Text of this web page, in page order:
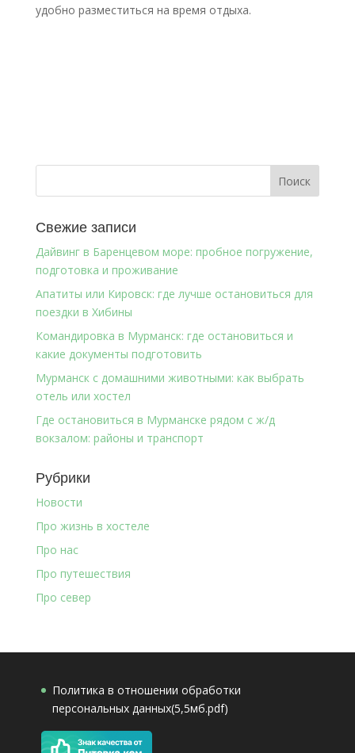
удобно разместиться на время отдыха.
Свежие записи
Дайвинг в Баренцевом море: пробное погружение,
подготовка и проживание
Апатиты или Кировск: где лучше остановиться для
поездки в Хибины
Командировка в Мурманск: где остановиться и
какие документы подготовить
Мурманск с домашними животными: как выбрать
отель или хостел
Где остановиться в Мурманске рядом с ж/д
вокзалом: районы и транспорт
Рубрики
Новости
Про жизнь в хостеле
Про нас
Про путешествия
Про север
Политика в отношении обработки
персональных данных(5,5мб.pdf)